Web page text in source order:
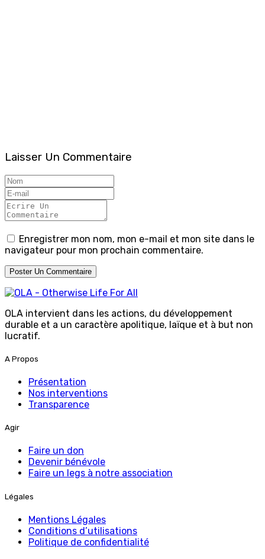
Laisser Un Commentaire
Enregistrer mon nom, mon e-mail et mon site dans le
navigateur pour mon prochain commentaire.
OLA intervient dans les actions, du développement
durable et a un caractère apolitique, laïque et à but non
lucratif.
A Propos
Présentation
Nos interventions
Transparence
Agir
Faire un don
Devenir bénévole
Faire un legs à notre association
Légales
Mentions Légales
Conditions d’utilisations
Politique de confidentialité